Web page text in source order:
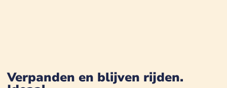
Verpanden en blijven rijden.